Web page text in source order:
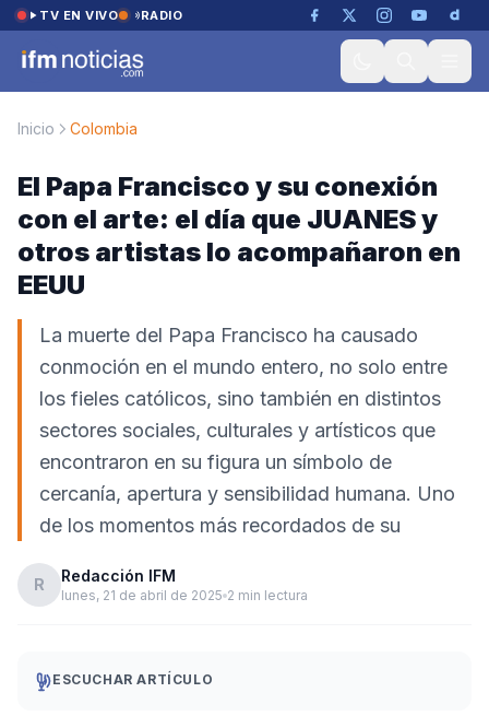
Saltar al contenido
TV EN VIVO RADIO
Inicio Colombia
El Papa Francisco y su conexión
con el arte: el día que JUANES y
otros artistas lo acompañaron en
EEUU
La muerte del Papa Francisco ha causado
conmoción en el mundo entero, no solo entre
los fieles católicos, sino también en distintos
sectores sociales, culturales y artísticos que
encontraron en su figura un símbolo de
cercanía, apertura y sensibilidad humana. Uno
de los momentos más recordados de su
R Redacción IFM
lunes, 21 de abril de 2025 2 min lectura
ESCUCHAR ARTÍCULO